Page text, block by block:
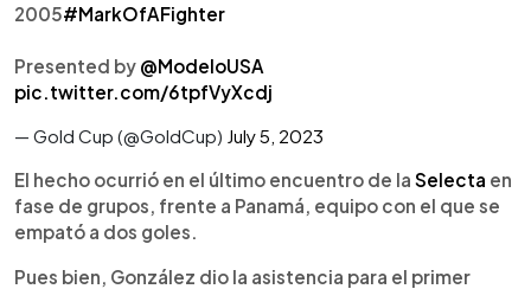
2005#MarkOfAFighter
Presented by @ModeloUSA
pic.twitter.com/6tpfVyXcdj
— Gold Cup (@GoldCup) July 5, 2023
El hecho ocurrió en el último encuentro de la Selecta en
fase de grupos, frente a Panamá, equipo con el que se
empató a dos goles.
Pues bien, González dio la asistencia para el primer